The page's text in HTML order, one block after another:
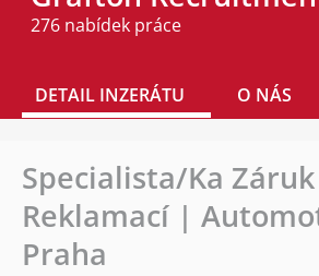
276 nabídek práce
DETAIL INZERÁTU O NÁS
Specialista/Ka
Reklamací |
Praha